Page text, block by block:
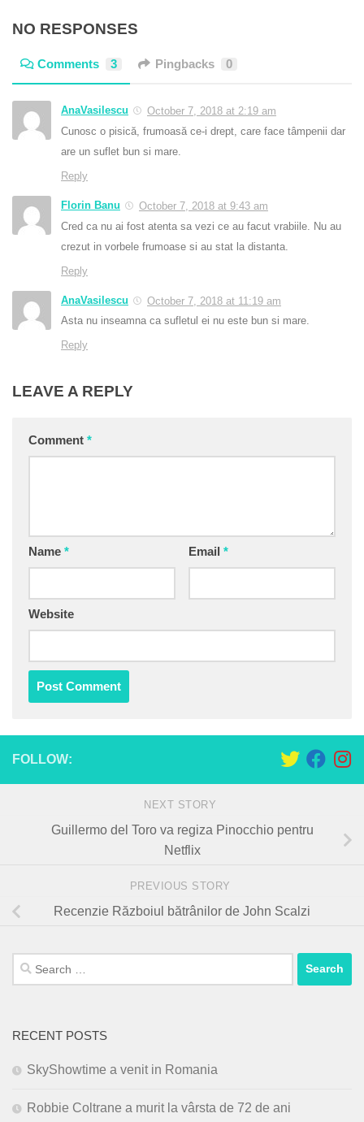
NO RESPONSES
Comments 3 Pingbacks 0
AnaVasilescu
October 7, 2018 at 2:19 am
Cunosc o pisică, frumoasă ce-i drept, care face tâmpenii dar
are un suflet bun si mare.
Reply
Florin Banu
October 7, 2018 at 9:43 am
Cred ca nu ai fost atenta sa vezi ce au facut vrabiile. Nu au
crezut in vorbele frumoase si au stat la distanta.
Reply
AnaVasilescu
October 7, 2018 at 11:19 am
Asta nu inseamna ca sufletul ei nu este bun si mare.
Reply
LEAVE A REPLY
Comment *
Name * Email *
Website
FOLLOW:
NEXT STORY
Guillermo del Toro va regiza Pinocchio pentru
Netflix
PREVIOUS STORY
Recenzie Războiul bătrânilor de John Scalzi
Search
for:
RECENT POSTS
SkyShowtime a venit in Romania
Robbie Coltrane a murit la vârsta de 72 de ani